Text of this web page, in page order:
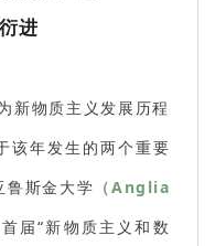
进
新物质主义发展历程
该年发生的两个重要
鲁斯金大学 （Anglia
届“新物质主义和数